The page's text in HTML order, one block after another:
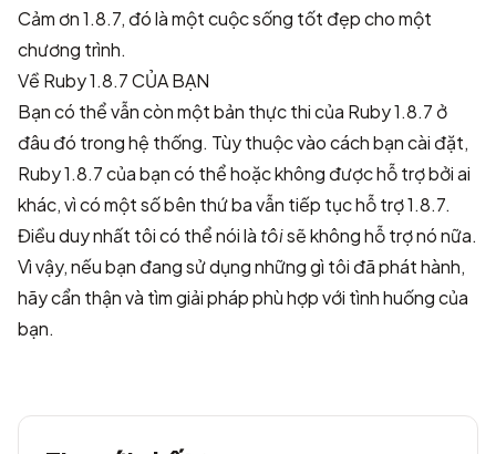
Cảm ơn 1.8.7, đó là một cuộc sống tốt đẹp cho một
chương trình.
Về Ruby 1.8.7 CỦA BẠN
Bạn có thể vẫn còn một bản thực thi của Ruby 1.8.7 ở
đâu đó trong hệ thống. Tùy thuộc vào cách bạn cài đặt,
Ruby 1.8.7 của bạn có thể hoặc không được hỗ trợ bởi ai
khác, vì có một số bên thứ ba vẫn tiếp tục hỗ trợ 1.8.7.
Điều duy nhất tôi có thể nói là tôisẽ không hỗ trợ nó nữa.
Vì vậy, nếu bạn đang sử dụng những gì tôi đã phát hành,
hãy cẩn thận và tìm giải pháp phù hợp với tình huống của
bạn.